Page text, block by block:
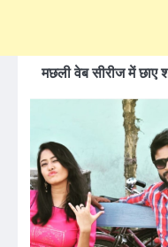
मछली वेब सीरीज में